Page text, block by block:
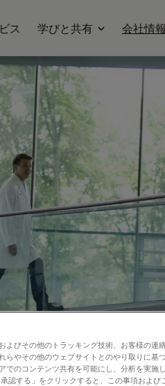
ス 学びと共有 会社情報
よびその他のトラッキング技術、お客様の連
らやその他のウェブサイトとのやり取りに基
でのコンテンツ共有を可能にし、分析を実施
認する」をクリックすると、この事項および